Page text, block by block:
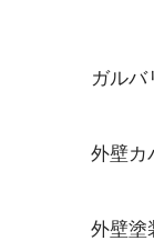
ガルバ
外壁カ
外壁塗